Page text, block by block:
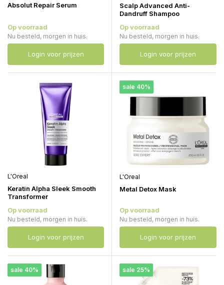
Absolut Repair Serum
Op voorraad
Nu besteld, morgen in huis.
Login voor prijzen
Scalp Advanced Anti-
Dandruff Shampoo
Op voorraad
Nu besteld, morgen in huis.
Login voor prijzen
L'Oreal
Keratin Alpha Sleek Smooth
Transformer
Op voorraad
Nu besteld, morgen in huis.
Login voor prijzen
sale 40%
L'Oreal
Metal Detox Mask
Op voorraad
Nu besteld, morgen in huis.
Login voor prijzen
sale 40% sale 25%